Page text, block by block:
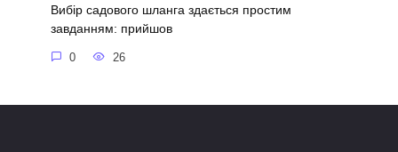
Вибір садового шланга здається простим
завданням: прийшов
0 26